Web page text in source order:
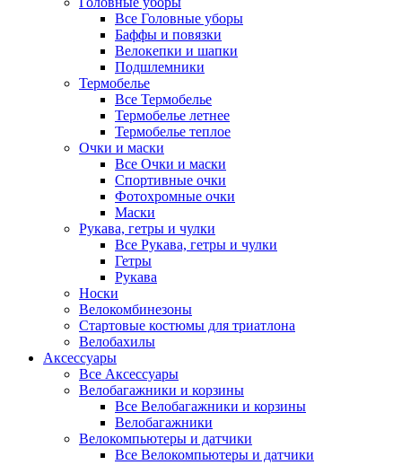
Все Головные уборы
Баффы и повязки
Велокепки и шапки
Подшлемники
Термобелье
Все Термобелье
Термобелье летнее
Термобелье теплое
Очки и маски
Все Очки и маски
Спортивные очки
Фотохромные очки
Маски
Рукава, гетры и чулки
Все Рукава, гетры и чулки
Гетры
Рукава
Носки
Велокомбинезоны
Стартовые костюмы для триатлона
Велобахилы
Аксессуары
Все Аксессуары
Велобагажники и корзины
Все Велобагажники и корзины
Велобагажники
Велокомпьютеры и датчики
Все Велокомпьютеры и датчики